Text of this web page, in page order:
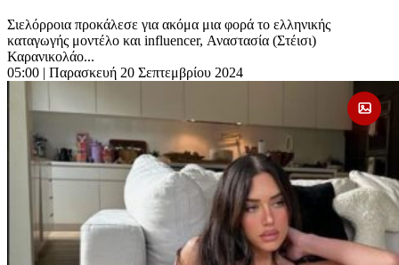
Σιελόρροια προκάλεσε για ακόμα μια φορά το ελληνικής
καταγωγής μοντέλο και influencer, Αναστασία (Στέισι)
Καρανικολάο...
05:00 | Παρασκευή 20 Σεπτεμβρίου 2024